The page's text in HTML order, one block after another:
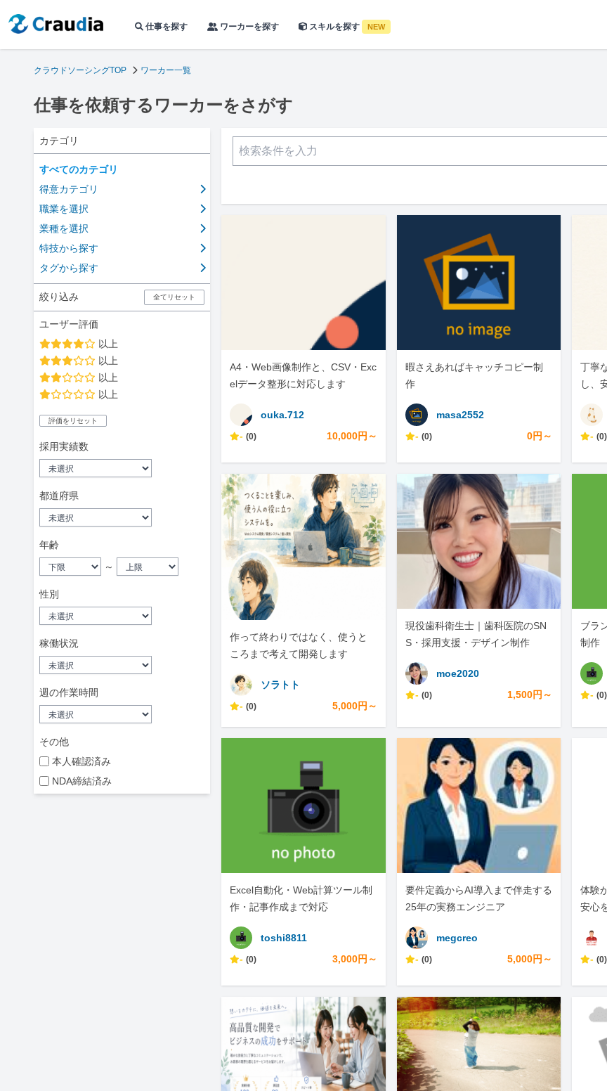
仕事を探す ワーカーを探す スキルを探す NEW
クラウドソーシングTOP ワーカー一覧
仕事を依頼するワーカーをさがす
カテゴリ
すべてのカテゴリ
得意カテゴリ
職業を選択
業種を選択
特技から探す
タグから探す
絞り込み 全てリセット
ユーザー評価
以上
以上
以上
以上
評価をリセット
採用実績数
都道府県
年齢
～
性別
稼働状況
週の作業時間
その他
本人確認済み
NDA締結済み
A4・Web画像制作と、CSV・Exc
elデータ整形に対応します
ouka.712
- (0) 10,000円～
暇さえあればキャッチコピー制
作
masa2552
- (0) 0円～
丁寧
し、
- (0)
作って終わりではなく、使うと
ころまで考えて開発します
ソラトト
- (0) 5,000円～
現役歯科衛生士｜歯科医院のSN
S・採用支援・デザイン制作
moe2020
- (0) 1,500円～
ブラ
制作
- (0)
Excel自動化・Web計算ツール制
作・記事作成まで対応
toshi8811
- (0) 3,000円～
要件定義からAI導入まで伴走する
25年の実務エンジニア
megcreo
- (0) 5,000円～
体験
安心
- (0)